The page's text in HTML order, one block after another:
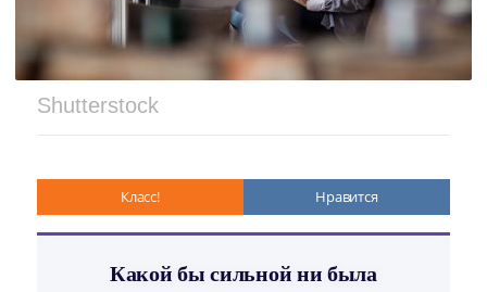
Shutterstock
Класс! Нравится
Какой бы сильной ни была